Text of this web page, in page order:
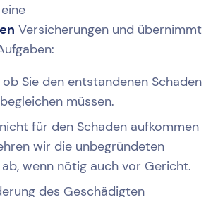
Versicherungen und übernimmt
Sie den entstandenen Schaden
müssen.
für den Schaden aufkommen
wir die unbegründeten
wenn nötig auch vor Gericht.
des Geschädigten